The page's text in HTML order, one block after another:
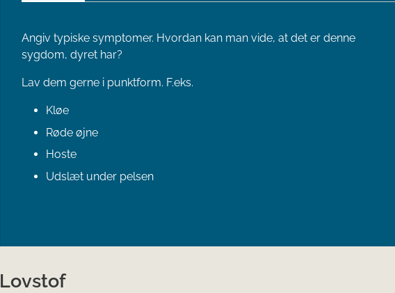
Angiv typiske symptomer. Hvordan kan man vide, at det er denne
sygdom, dyret har?
Lav dem gerne i punktform. F.eks.
Kløe
Røde øjne
Hoste
Udslæt under pelsen
Lovstof